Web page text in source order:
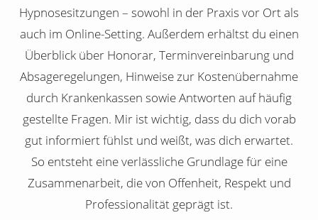
Hypnosesitzungen – sowohl in der Praxis vor Ort als
auch im Online-Setting. Außerdem erhältst du einen
Überblick über Honorar, Terminvereinbarung und
Absageregelungen, Hinweise zur Kostenübernahme
durch Krankenkassen sowie Antworten auf häufig
gestellte Fragen. Mir ist wichtig, dass du dich vorab
gut informiert fühlst und weißt, was dich erwartet.
So entsteht eine verlässliche Grundlage für eine
Zusammenarbeit, die von Offenheit, Respekt und
Professionalität geprägt ist.